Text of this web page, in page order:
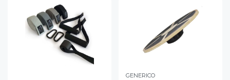
GENERICO